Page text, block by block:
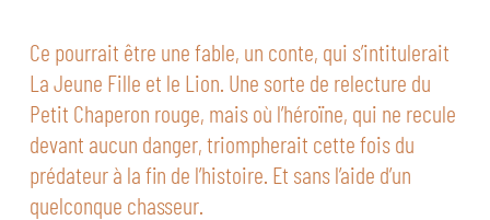
Ce pourrait être une fable, un conte, qui s’intitulerait
La Jeune Fille et le Lion. Une sorte de relecture du
Petit Chaperon rouge, mais où l’héroïne, qui ne recule
devant aucun danger, triompherait cette fois du
prédateur à la fin de l’histoire. Et sans l’aide d’un
quelconque chasseur.